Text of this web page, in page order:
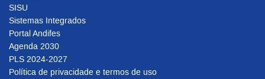
SISU
Sistemas Integrados
Portal Andifes
Agenda 2030
PLS 2024-2027
Política de privacidade e termos de uso